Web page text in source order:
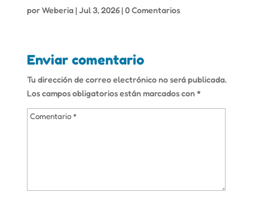
porWeberia|Jul 3, 2026|0 Comentarios
Enviar comentario
Tu dirección de correo electrónico no será publicada.
Los campos obligatorios están marcados con*